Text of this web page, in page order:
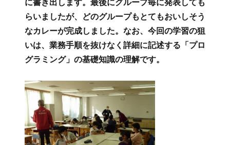
投
稿
日:
2021年12月12日
フ
ォ
ー
マ
ッ
ト
リンク
カ
テ
ゴ
リ
ー
支援本部活動紹介
久し振りにグループ学習をしました。今日のテ
ーマは「カレーを作ろう」です。まずは必要な食
材や調理器具等をもれなくリストアップし、次に
順番を間違えないようにカレーを作る手順を詳細
らいましたが、どのグループもとてもおいしそう
なカレーが完成しました。なお、今回の学習の狙
いは、業務手順を抜けなく詳細に記述する「プロ
グラミング」の基礎知識の理解です。